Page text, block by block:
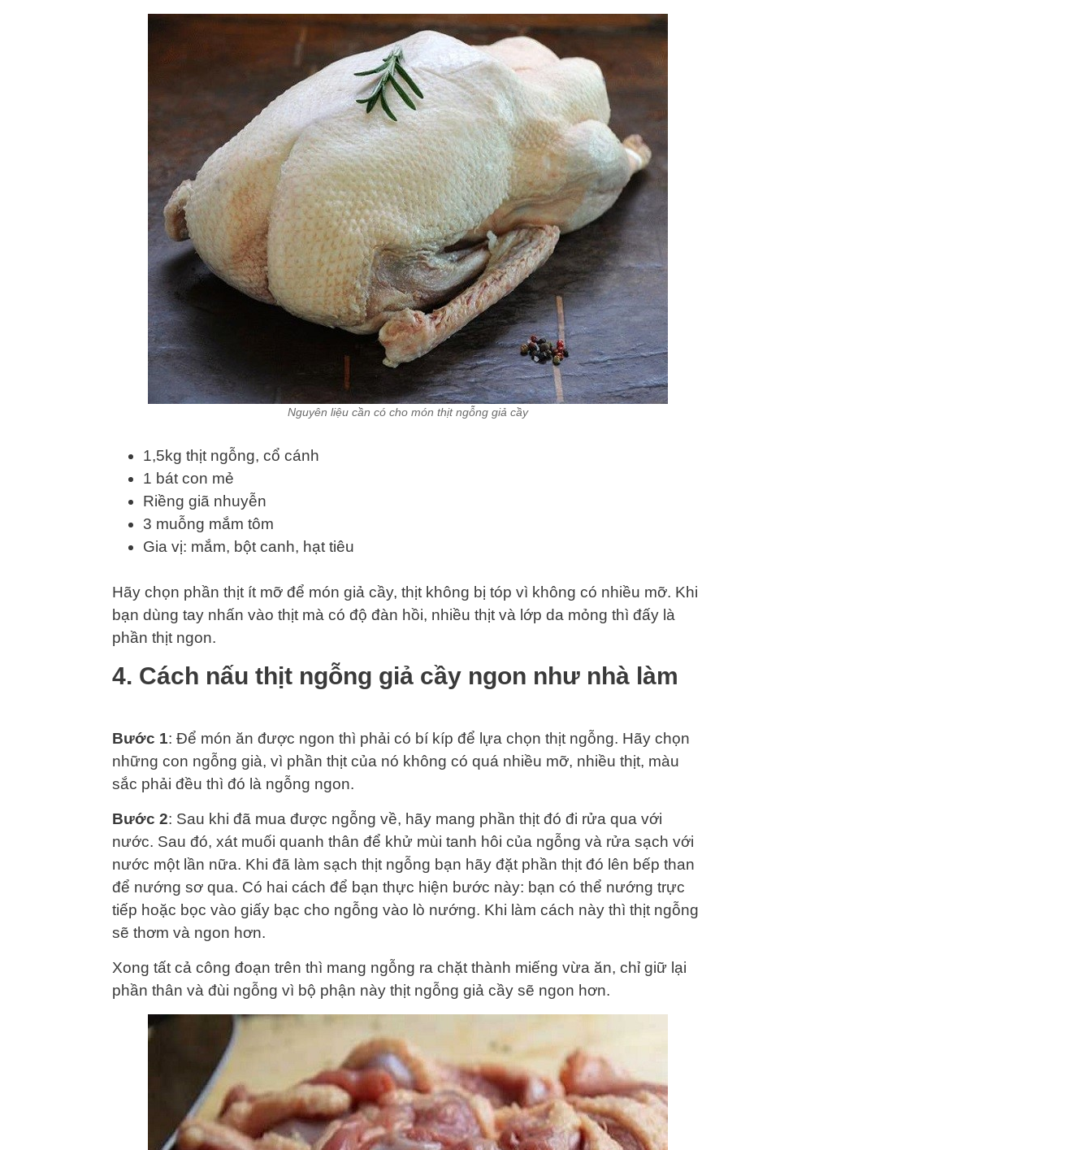
Nguyên liệu cần có cho món thịt ngỗng giả cầy
1,5kg thịt ngỗng, cổ cánh
1 bát con mẻ
Riềng giã nhuyễn
3 muỗng mắm tôm
Gia vị: mắm, bột canh, hạt tiêu
Hãy chọn phần thịt ít mỡ để món giả cầy, thịt không bị tóp vì không có nhiều mỡ. Khi
bạn dùng tay nhấn vào thịt mà có độ đàn hồi, nhiều thịt và lớp da mỏng thì đấy là
phần thịt ngon.
4. Cách nấu thịt ngỗng giả cầy ngon như nhà làm
Bước 1: Để món ăn được ngon thì phải có bí kíp để lựa chọn thịt ngỗng. Hãy chọn
những con ngỗng già, vì phần thịt của nó không có quá nhiều mỡ, nhiều thịt, màu
sắc phải đều thì đó là ngỗng ngon.
Bước 2: Sau khi đã mua được ngỗng về, hãy mang phần thịt đó đi rửa qua với
nước. Sau đó, xát muối quanh thân để khử mùi tanh hôi của ngỗng và rửa sạch với
nước một lần nữa. Khi đã làm sạch thịt ngỗng bạn hãy đặt phần thịt đó lên bếp than
để nướng sơ qua. Có hai cách để bạn thực hiện bước này: bạn có thể nướng trực
tiếp hoặc bọc vào giấy bạc cho ngỗng vào lò nướng. Khi làm cách này thì thịt ngỗng
sẽ thơm và ngon hơn.
Xong tất cả công đoạn trên thì mang ngỗng ra chặt thành miếng vừa ăn, chỉ giữ lại
phần thân và đùi ngỗng vì bộ phận này thịt ngỗng giả cầy sẽ ngon hơn.